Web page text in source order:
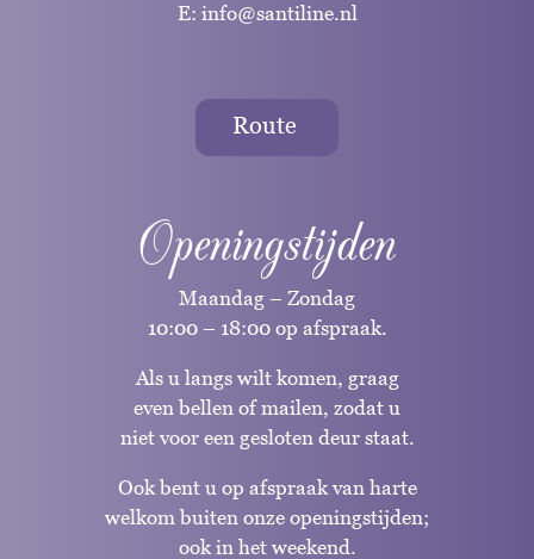
E: info@santiline.nl
Route
Openingstijden
Maandag – Zondag
10:00 – 18:00 op afspraak.
Als u langs wilt komen, graag
even bellen of mailen, zodat u
niet voor een gesloten deur staat.
Ook bent u op afspraak van harte
welkom buiten onze openingstijden;
ook in het weekend.